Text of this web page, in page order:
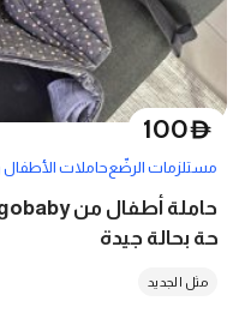
D
100
مستلزمات الرضّعحاملات
حة بحالة جيدة
مثل الجديد